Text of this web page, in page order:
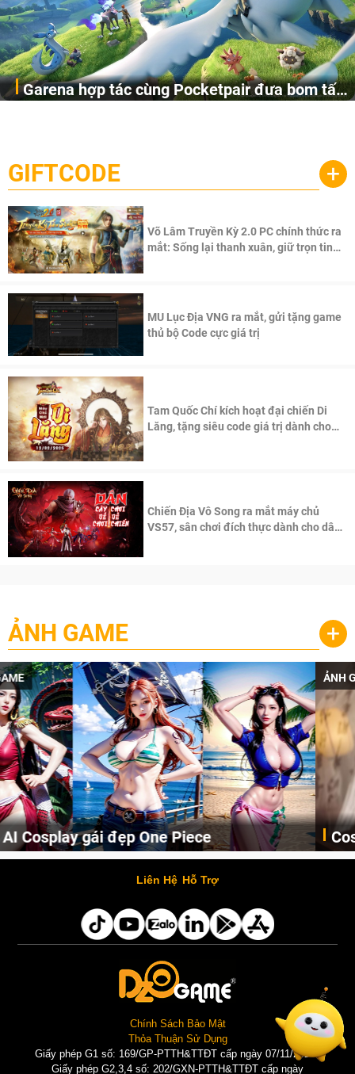
Garena hợp tác cùng Pocketpair đưa bom tấn
cầu, theo giấy phép chính thức từ công ty game Nhật Bản
Pocketpair, Inc.
GIFTCODE +
Võ Lâm Truyền Kỳ 2.0 PC chính thức ra
mắt: Sống lại thanh xuân, giữ trọn tinh
MU Lục Địa VNG ra mắt, gửi tặng game
thủ bộ Code cực giá trị
Tam Quốc Chí kích hoạt đại chiến Di
Lăng, tặng siêu code giá trị dành cho
Chiến Địa Vô Song ra mắt máy chủ
VS57, sân chơi đích thực dành cho dân
ẢNH GAME +
ẢNH GAME
Cosplay Xiangling siêu cute
Cùng thưởng thức những hình ảnh cosplay Xiangling trong Genshin Impact siêu dễ thương của người dùng Weibo "阿包也是兔娘"
Liên Hệ Hỗ Trợ
Chính Sách Bảo Mật
Thỏa Thuận Sử Dụng
Giấy phép G1 số: 169/GP-PTTH&TTĐT cấp ngày 07/11/2025 |
Giấy phép G2,3,4 số: 202/GXN-PTTH&TTĐT cấp ngày